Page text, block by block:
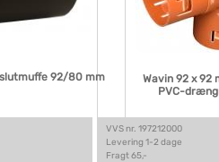
92/80 mm
Wavin 92 x 92
PVC-
VVS nr. 197212000
Levering 1-2 dage
Fragt 65,-